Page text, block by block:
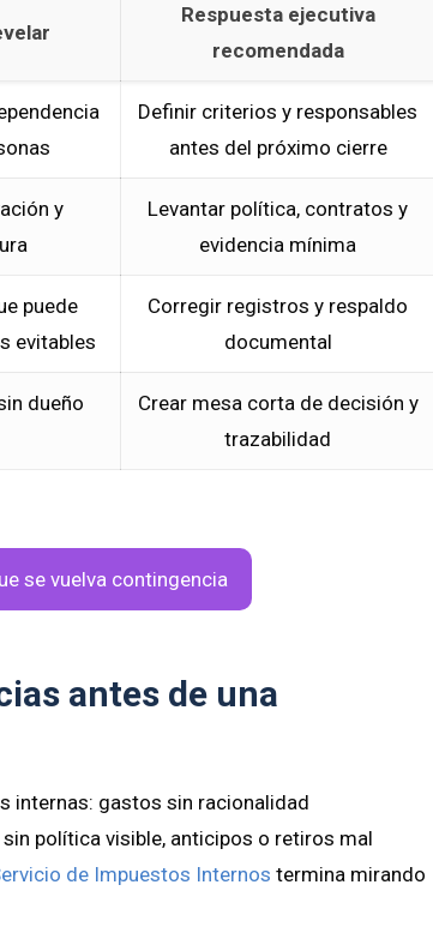
Respuesta ejecutiva
recomendada
Definir criterios y responsables
antes del próximo cierre
y
Levantar política, contratos y
evidencia mínima
puede
evitables
Corregir registros y respaldo
documental
dueño
Crear mesa corta de decisión y
trazabilidad
se vuelva contingencia
antes de una
internas: gastos sin racionalidad
política visible, anticipos o retiros mal
de Impuestos Internos termina mirando